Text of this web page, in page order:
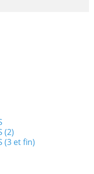
(2)
(3 et fin)